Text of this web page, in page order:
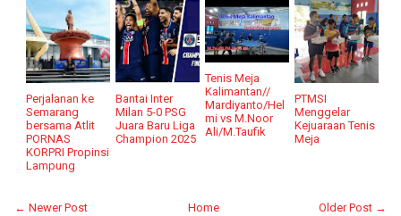
Perjalanan ke
Semarang
bersama Atlit
PORNAS
KORPRI Propinsi
Lampung
Bantai Inter
Milan 5-0 PSG
Juara Baru Liga
Champion 2025
Tenis Meja
Kalimantan//
Mardiyanto/Hel
mi vs M.Noor
Ali/M.Taufik
PTMSI
Menggelar
Kejuaraan Tenis
Meja
← Newer Post Older Post →
Home